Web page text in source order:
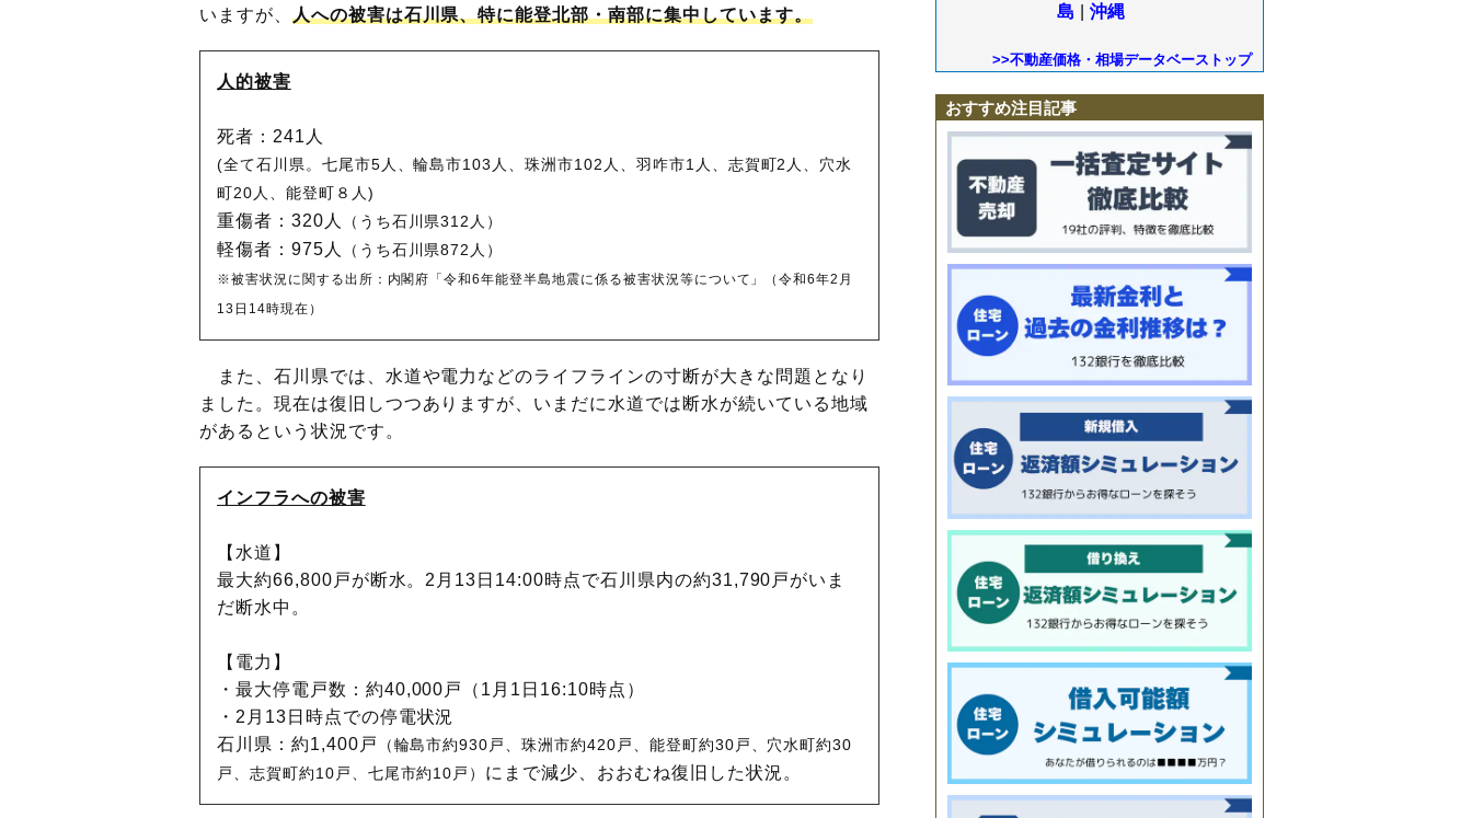
いますが、 人への被害は石川県、特に能登北部・南部に集中しています。
人的被害
死者：241人
(全て石川県。七尾市5人、輪島市103人、珠洲市102人、羽咋市1人、志賀町2人、穴水
町20人、能登町８人)
重傷者：320人 （うち石川県312人）
軽傷者：975人 （うち石川県872人）
※被害状況に関する出所：内閣府 「令和6年能登半島地震に係る被害状況等について」（令和6年2月
13日14時現在）
また、石川県では、水道や電力などのライフラインの寸断が大きな問題となり
ました。現在は復旧しつつありますが、いまだに水道では断水が続いている地域
があるという状況です。
インフラへの被害
【水道】
最大約66,800戸が断水。2月13日14:00時点で石川県内の約31,790戸がいま
だ断水中。
【電力】
・最大停電戸数：約40,000戸（1月1日16:10時点）
・2月13日時点での停電状況
石川県：約1,400戸 （輪島市約930戸、珠洲市約420戸、能登町約30戸、穴水町約30
戸、志賀町約10戸、七尾市約10戸） にまで減少、おおむね復旧した状況。
島
沖縄
>>不動産価格・相場データベーストップ
おすすめ注目記事